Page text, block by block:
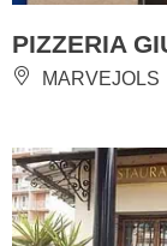
PIZZERIA
MARVEJOLS